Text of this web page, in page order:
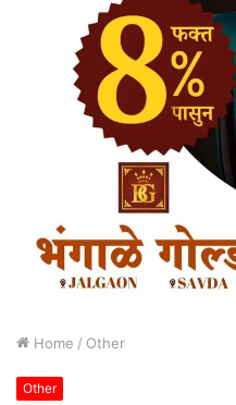
Home / Other
Other